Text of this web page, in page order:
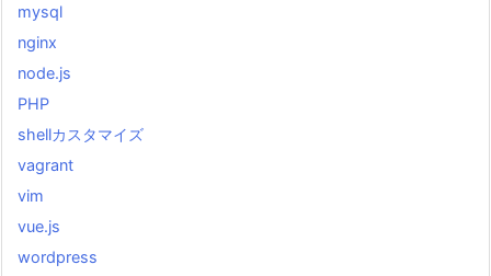
mysql
nginx
node.js
PHP
shellカスタマイズ
vagrant
vim
vue.js
wordpress